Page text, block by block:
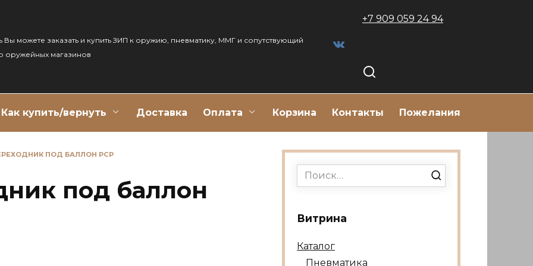
Вы можете заказать и купить ЗИП к оружию, пневматику, ММГ и сопутствующий
оружейных магазинов
+7 909 059 24 94
Как купить/вернуть Доставка Оплата Корзина Контакты Пожелания
ПОД БАЛЛОН РСР
под баллон
Search
for:
Витрина
Каталог
Пневматика